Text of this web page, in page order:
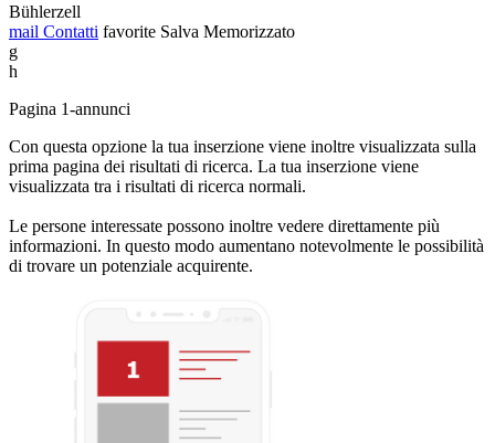
Bühlerzell
mail Contatti favorite Salva Memorizzato
g
h
Pagina 1-annunci
Con questa opzione la tua inserzione viene inoltre visualizzata sulla
prima pagina dei risultati di ricerca. La tua inserzione viene
visualizzata tra i risultati di ricerca normali.
Le persone interessate possono inoltre vedere direttamente più
informazioni. In questo modo aumentano notevolmente le possibilità
di trovare un potenziale acquirente.